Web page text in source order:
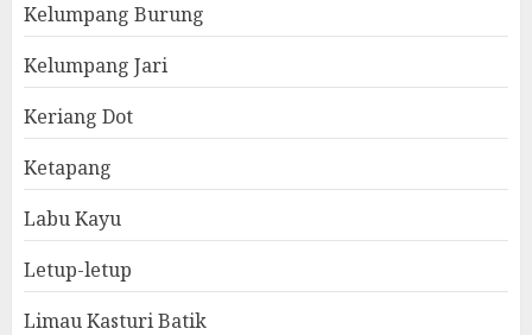
Kelumpang Burung
Kelumpang Jari
Keriang Dot
Ketapang
Labu Kayu
Letup-letup
Limau Kasturi Batik